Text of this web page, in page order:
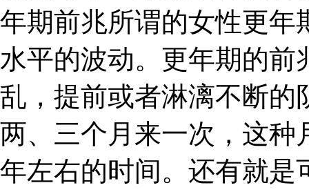
年期前兆所谓的女性更年
水平的波动。更年期的前
乱，提前或者淋漓不断的
两、三个月来一次，这种
年左右的时间。还有就是